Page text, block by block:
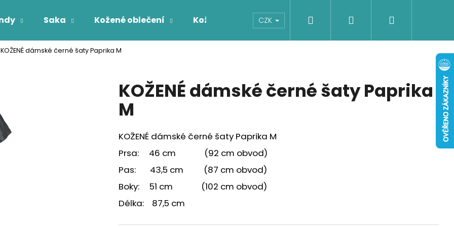
Saka Kožené oblečení Kožichy Boty Dětské
CZK Přihlášení
KOŽENÉ dámské černé šaty Paprika M
KOŽENÉ dámské černé šaty Paprika
M
KOŽENÉ dámské černé šaty Paprika M
Prsa: 46 cm (92 cm obvod)
Pas: 43,5 cm (87 cm obvod)
Boky: 51 cm (102 cm obvod)
Délka: 87,5 cm
Co potřebujete najít?
HLEDAT